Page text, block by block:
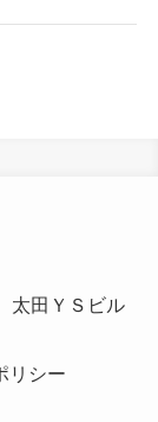
田ＹＳビル
リシー